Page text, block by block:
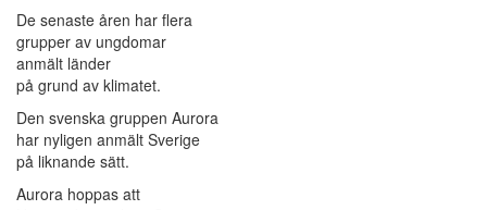
De senaste åren har flera
grupper av ungdomar
anmält länder
på grund av klimatet.
Den svenska gruppen Aurora
har nyligen anmält Sverige
på liknande sätt.
Aurora hoppas att